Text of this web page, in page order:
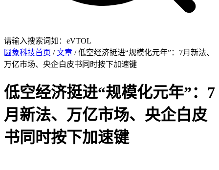
请输入搜索词如：eVTOL
圆象科技首页 /文章 / 低空经济挺进“规模化元年”：7月新法、
万亿市场、央企白皮书同时按下加速键
低空经济挺进“规模化元年”：7
月新法、万亿市场、央企白皮
书同时按下加速键